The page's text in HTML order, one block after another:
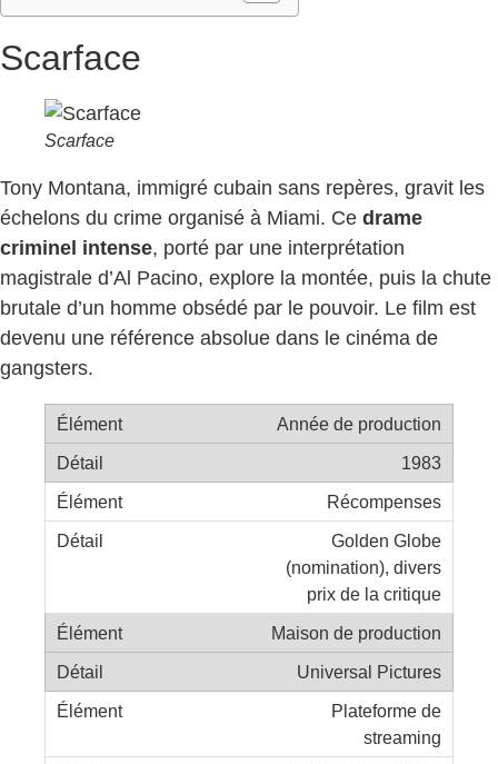
Scarface
Scarface
Tony Montana, immigré cubain sans repères, gravit les
échelons du crime organisé à Miami. Ce drame
criminel intense, porté par une interprétation
magistrale d’Al Pacino, explore la montée, puis la chute
brutale d’un homme obsédé par le pouvoir. Le film est
devenu une référence absolue dans le cinéma de
gangsters.
Année de production
1983
Récompenses
Golden Globe
(nomination), divers
prix de la critique
Maison de production
Universal Pictures
Plateforme de
streaming